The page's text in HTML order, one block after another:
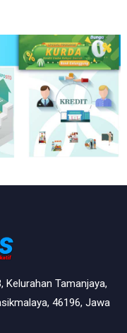
Kelurahan Tamanjaya,
46196, Jawa